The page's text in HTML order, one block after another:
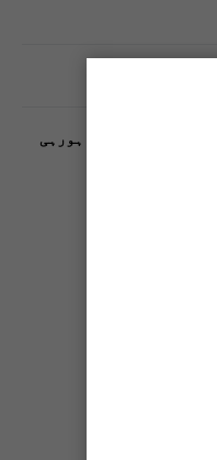
آگاہی مہم!
خطرناک ثابت ہورہی